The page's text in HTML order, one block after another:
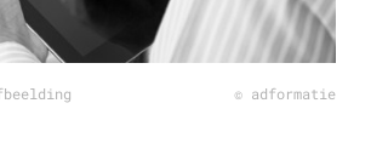
© adformatie